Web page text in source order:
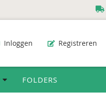
Inloggen Registreren
FOLDERS